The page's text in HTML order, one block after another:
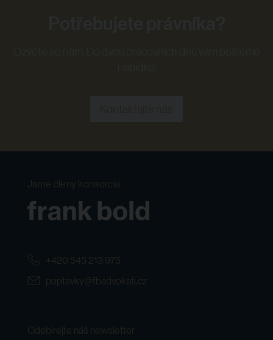
Jsme členy konsorcia
+420 545 213 975
poptavky@fbadvokati.cz
Odebírejte náš newsletter